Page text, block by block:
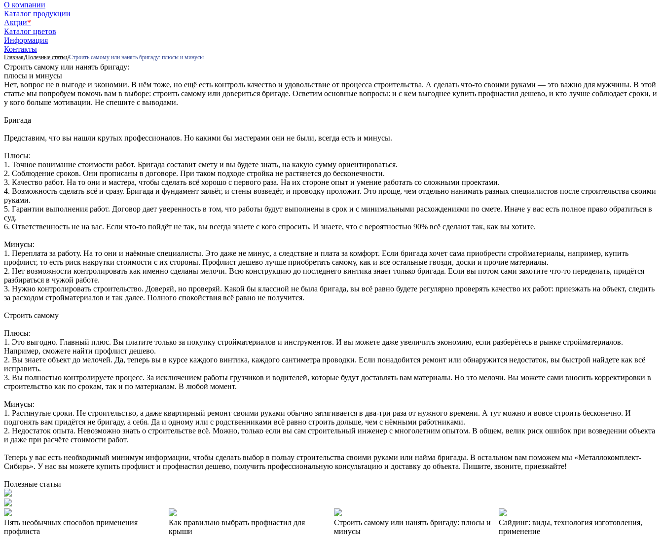
О компании
Каталог продукции
Акции*
Каталог цветов
Информация
Контакты
Главная/Полезные статьи/Строить самому или нанять бригаду: плюсы и минусы
Строить самому или нанять бригаду:
плюсы и минусы
Нет, вопрос не в выгоде и экономии. В нём тоже, но ещё есть контроль качество и удовольствие от процесса строительства. А сделать что-то своими руками — это важно для мужчины. В этой
статье мы попробуем помочь вам в выборе: строить самому или довериться бригаде. Осветим основные вопросы: и с кем выгоднее купить профнастил дешево, и кто лучше соблюдает сроки, и
у кого больше мотивации. Не спешите с выводами.
Бригада
Представим, что вы нашли крутых профессионалов. Но какими бы мастерами они не были, всегда есть и минусы.
Плюсы:
1. Точное понимание стоимости работ. Бригада составит смету и вы будете знать, на какую сумму ориентироваться.
2. Соблюдение сроков. Они прописаны в договоре. При таком подходе стройка не растянется до бесконечности.
3. Качество работ. На то они и мастера, чтобы сделать всё хорошо с первого раза. На их стороне опыт и умение работать со сложными проектами.
4. Возможность сделать всё и сразу. Бригада и фундамент зальёт, и стены возведёт, и проводку проложит. Это проще, чем отдельно нанимать разных специалистов после строительства своими
руками.
5. Гарантии выполнения работ. Договор дает уверенность в том, что работы будут выполнены в срок и с минимальными расхождениями по смете. Иначе у вас есть полное право обратиться в
суд.
6. Ответственность не на вас. Если что-то пойдёт не так, вы всегда знаете с кого спросить. И знаете, что с вероятностью 90% всё сделают так, как вы хотите.
Минусы:
1. Переплата за работу. На то они и наёмные специалисты. Это даже не минус, а следствие и плата за комфорт. Если бригада хочет сама приобрести стройматериалы, например, купить
профлист, то есть риск накрутки стоимости с их стороны. Профлист дешево лучше приобретать самому, как и все остальные гвозди, доски и прочие материалы.
2. Нет возможности контролировать как именно сделаны мелочи. Всю конструкцию до последнего винтика знает только бригада. Если вы потом сами захотите что-то переделать, придётся
разбираться в чужой работе.
3. Нужно контролировать строительство. Доверяй, но проверяй. Какой бы классной не была бригада, вы всё равно будете регулярно проверять качество их работ: приезжать на объект, следить
за расходом стройматериалов и так далее. Полного спокойствия всё равно не получится.
Строить самому
Плюсы:
1. Это выгодно. Главный плюс. Вы платите только за покупку стройматериалов и инструментов. И вы можете даже увеличить экономию, если разберётесь в рынке стройматериалов.
Например, сможете найти профлист дешево.
2. Вы знаете объект до мелочей. Да, теперь вы в курсе каждого винтика, каждого сантиметра проводки. Если понадобится ремонт или обнаружится недостаток, вы быстрой найдете как всё
исправить.
3. Вы полностью контролируете процесс. За исключением работы грузчиков и водителей, которые будут доставлять вам материалы. Но это мелочи. Вы можете сами вносить корректировки в
строительство как по срокам, так и по материалам. В любой момент.
Минусы:
1. Растянутые сроки. Не строительство, а даже квартирный ремонт своими руками обычно затягивается в два-три раза от нужного времени. А тут можно и вовсе строить бесконечно. И
подгонять вам придётся не бригаду, а себя. Да и одному или с родственниками всё равно строить дольше, чем с нёмными работниками.
2. Недостаток опыта. Невозможно знать о строительстве всё. Можно, только если вы сам строительный инженер с многолетним опытом. В общем, велик риск ошибок при возведении объекта
и даже при расчёте стоимости работ.
Теперь у вас есть необходимый минимум информации, чтобы сделать выбор в пользу строительства своими руками или найма бригады. В остальном вам поможем мы «Металлокомплект-
Сибирь». У нас вы можете купить профлист и профнастил дешево, получить профессиональную консультацию и доставку до объекта. Пишите, звоните, приезжайте!
Полезные статьи
Пять необычных способов применения
профлиста
Как правильно выбрать профнастил для
крыши
Строить самому или нанять бригаду: плюсы и
минусы
Сайдинг: виды, технология изготовления,
применение